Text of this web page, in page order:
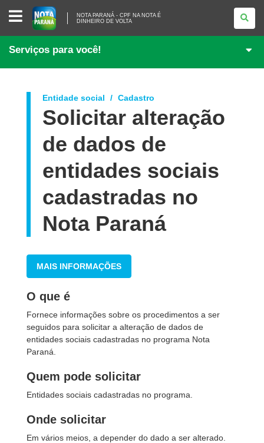
NOTA
PARANÁ
-
CPF
NOTA
DINHEIRO
NOTA PARANÁ - CPF NA NOTA É
DINHEIRO DE VOLTA
Serviços para você!
Entidade social Cadastro
Solicitar alteração
de dados de
entidades sociais
cadastradas no
Nota Paraná
MAIS INFORMAÇÕES
O que é
Fornece informações sobre os procedimentos a ser
seguidos para solicitar a alteração de dados de
entidades sociais cadastradas no programa Nota
Paraná.
Quem pode solicitar
Entidades sociais cadastradas no programa.
Onde solicitar
Em vários meios, a depender do dado a ser alterado.